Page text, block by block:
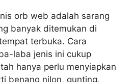
orb web adalah sarang
banyak ditemukan di
terbuka. Cara
laba jenis ini cukup
hanya perlu menyiapkan
benang nilon, gunting,